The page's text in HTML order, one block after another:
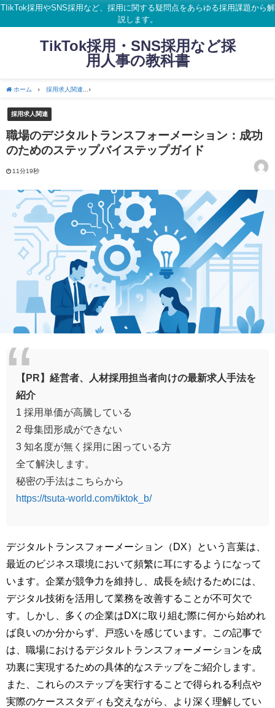
TIikTok採用やSNS採用など、採用に関する疑問点をあらゆる採用課題から解
説します。
TikTok採用・SNS採用など採
用人事の教科書
ホーム 採用求人関連
採用求人関連
職場のデジタルトランスフォーメーション：成功
のためのステップバイステップガイド
11分19秒
【PR】経営者、人材採用担当者向けの最新求人手法を
紹介
1 採用単価が高騰している
2 母集団形成ができない
3 知名度が無く採用に困っている方
全て解決します。
秘密の手法はこちらから
https://tsuta-world.com/tiktok_b/
デジタルトランスフォーメーション（DX）という言葉は、
最近のビジネス環境において頻繁に耳にするようになって
います。企業が競争力を維持し、成長を続けるためには、
デジタル技術を活用して業務を改善することが不可欠で
す。しかし、多くの企業はDXに取り組む際に何から始めれ
ば良いのか分からず、戸惑いを感じています。この記事で
は、職場におけるデジタルトランスフォーメーションを成
功裏に実現するための具体的なステップをご紹介します。
また、これらのステップを実行することで得られる利点や
実際のケーススタディも交えながら、より深く理解してい